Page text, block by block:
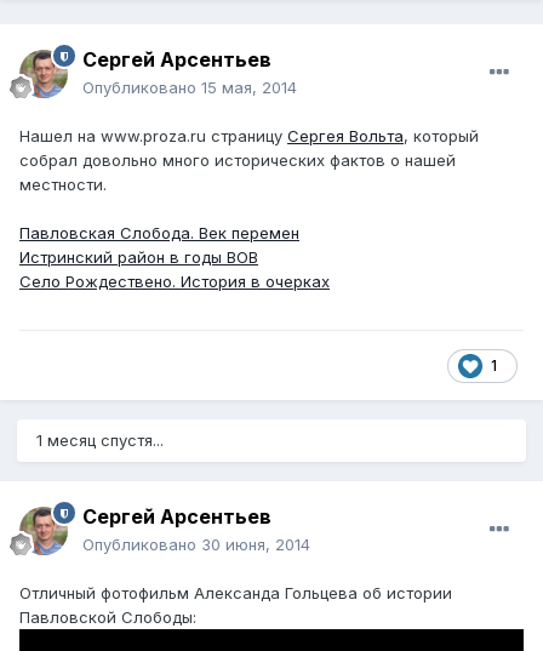
Сергей Арсентьев
Опубликовано 15 мая, 2014
Нашел на www.proza.ru страницу Сергея Вольта, который
собрал довольно много исторических фактов о нашей
местности.
Павловская Слобода. Век перемен
Истринский район в годы ВОВ
Село Рождествено. История в очерках
1
1 месяц спустя...
Сергей Арсентьев
Опубликовано 30 июня, 2014
Отличный фотофильм Александа Гольцева об истории
Павловской Слободы: